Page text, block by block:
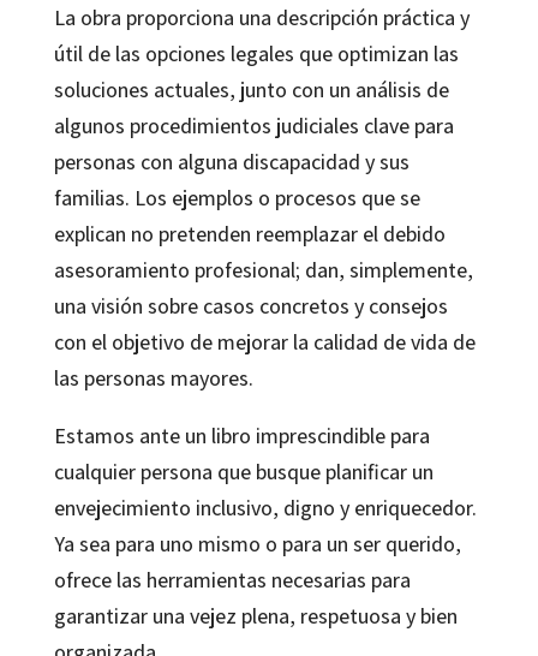
La obra proporciona una descripción práctica y
útil de las opciones legales que optimizan las
soluciones actuales, junto con un análisis de
algunos procedimientos judiciales clave para
personas con alguna discapacidad y sus
familias. Los ejemplos o procesos que se
explican no pretenden reemplazar el debido
asesoramiento profesional; dan, simplemente,
una visión sobre casos concretos y consejos
con el objetivo de mejorar la calidad de vida de
las personas mayores.
Estamos ante un libro imprescindible para
cualquier persona que busque planificar un
envejecimiento inclusivo, digno y enriquecedor.
Ya sea para uno mismo o para un ser querido,
ofrece las herramientas necesarias para
garantizar una vejez plena, respetuosa y bien